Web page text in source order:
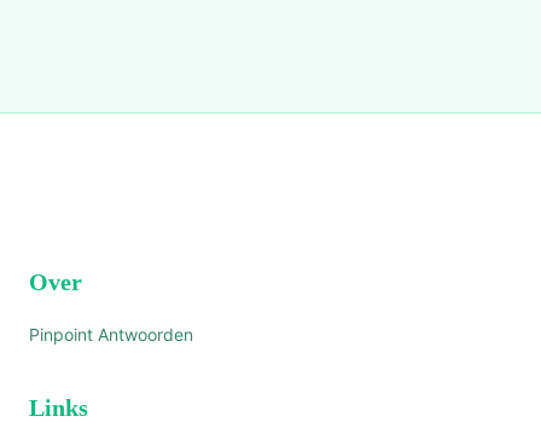
Over
Pinpoint Antwoorden
Links